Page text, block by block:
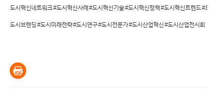
도시혁신네트워크 #도시혁신사례 #도시혁신기술 #도시혁신정책 #도시혁신트렌드 #도
도시브랜딩 #도시미래전략 #도시연구 #도시전문가 #도시산업혁신 #도시산업전시회